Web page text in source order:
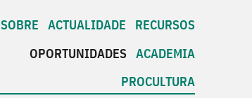
SOBRE ACTUALIDADE
RECURSOS
OPORTUNIDADES
ACADEMIA
PROCULTURA